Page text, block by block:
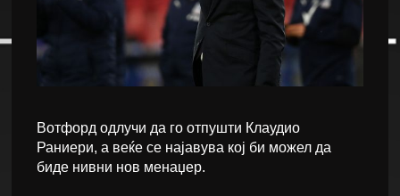
Вотфорд одлучи да го отпушти Клаудио
Раниери, а веќе се најавува кој би можел да
биде нивни нов менаџер.